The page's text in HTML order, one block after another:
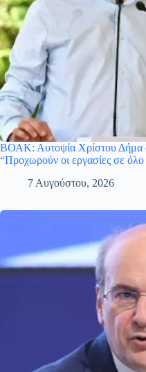
ΒΟΑΚ: Αυτοψία Χρίστου Δήμα
“Προχωρούν οι εργασίες σε
7 Αυγούστου, 2026